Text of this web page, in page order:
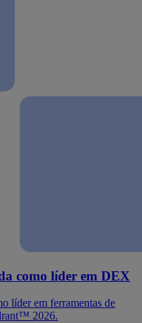
como líder em DEX
líder em ferramentas de
2026.